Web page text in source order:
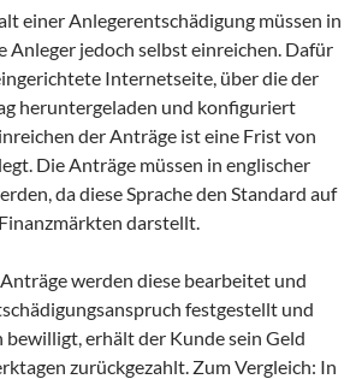
einer Anlegerentschädigung müssen in
Anleger jedoch selbst einreichen. Dafür
Internetseite, über die der
heruntergeladen und konfiguriert
der Anträge ist eine Frist von
Die Anträge müssen in englischer
da diese Sprache den Standard auf
darstellt.
werden diese bearbeitet und
festgestellt und
erhält der Kunde sein Geld
zurückgezahlt. Zum Vergleich: In